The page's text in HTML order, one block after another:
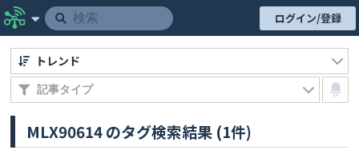
ログイン/登録
MLX90614 のタグ検索結果 (1件)
トレンド